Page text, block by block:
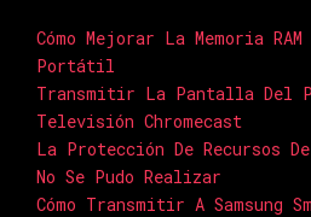
Cómo Mejorar La Memoria
Portátil
Transmitir La Pantalla Del
Televisión Chromecast
La Protección De Recursos De
No Se Pudo Realizar
Cómo Transmitir A Samsung